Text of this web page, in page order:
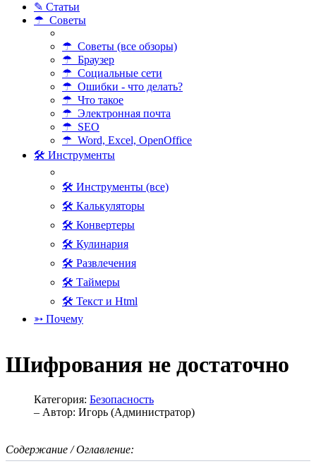
✎ Статьи
☂ Советы
☂ Советы (все обзоры)
☂ Браузер
☂ Социальные сети
☂ Ошибки - что делать?
☂ Что такое
☂ Электронная почта
☂ SEO
☂ Word, Excel, OpenOffice
🛠 Инструменты
🛠 Инструменты (все)
🛠 Калькуляторы
🛠 Конвертеры
🛠 Кулинария
🛠 Развлечения
🛠 Таймеры
🛠 Текст и Html
➳ Почему
Шифрования не достаточно
Категория: Безопасность
– Автор: Игорь (Администратор)
Содержание / Оглавление: